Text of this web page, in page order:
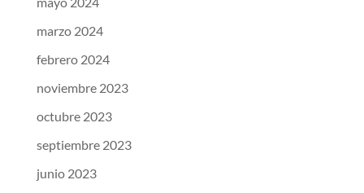
marzo 2024
febrero 2024
noviembre 2023
octubre 2023
septiembre 2023
junio 2023